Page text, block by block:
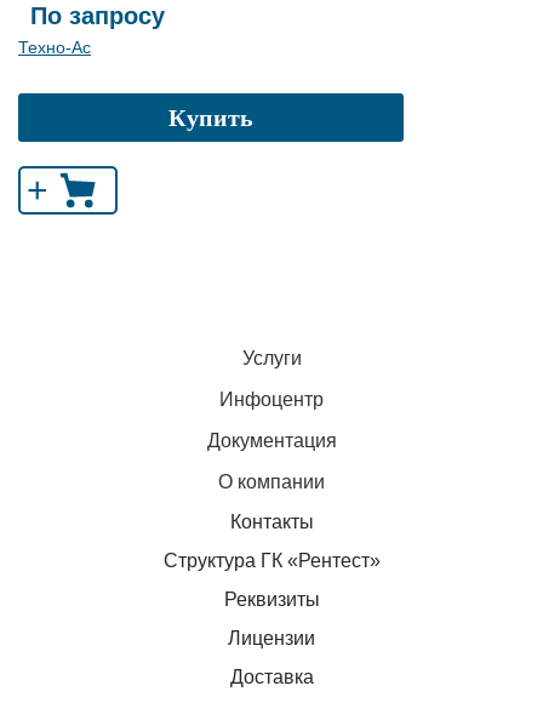
По запросу
Техно-Ас
Купить
+
Услуги
Инфоцентр
Документация
О компании
Контакты
Структура ГК «Рентест»
Реквизиты
Лицензии
Доставка